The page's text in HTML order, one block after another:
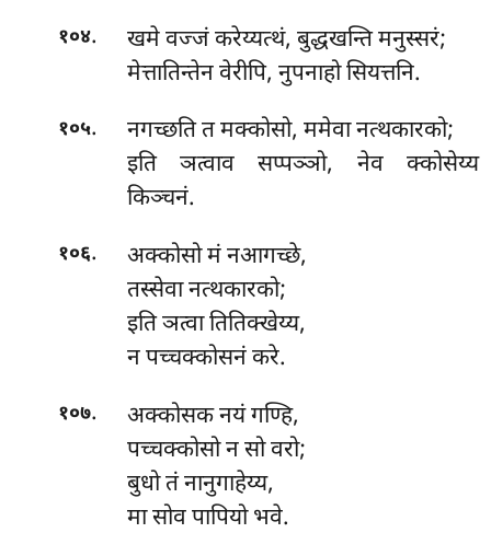
१०४. खमेवज्जं करेय्यत्थं, बुद्धखन्ति मनुस्सरं;
मेत्तातिन्तेन वेरीपि, नुपनाहो सियत्तनि.
१०५.
नगच्छति त मक्कोसो, ममेवा नत्थकारको;
इति ञत्वाव सप्पञ्ञो, नेव क्कोसेय्य
किञ्चनं.
१०६. अक्कोसोमं नआगच्छे,
तस्सेवा नत्थकारको;
इति ञत्वा तितिक्खेय्य,
न पच्चक्कोसनं करे.
१०७.
अक्कोसक नयं गण्हि,
पच्चक्कोसो न सो वरो;
बुधो तं नानुगाहेय्य,
मा सोव पापियो भवे.